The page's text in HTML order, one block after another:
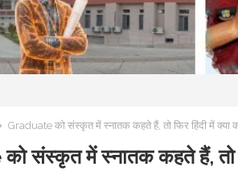
Graduate को संस्कृत में स्नातक कहते हैं, तो फिर हिंदी में
संस्कृत में स्नातक कहते हैं, तो